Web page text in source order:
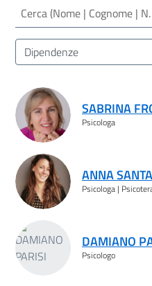
Cerca (Nome | Cognome | N.
Area/Target (Area
Dipendenze
Risultati ricerca
SABRINA
Psicologa
ANNA
Psicologa |
DAMIANO
Psicologo